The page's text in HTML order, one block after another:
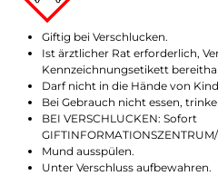
Giftig bei Verschlucken.
Ist ärztlicher Rat erforderlich,
Kennzeichnungsetikett
Darf nicht in die Hände von
Bei Gebrauch nicht essen,
BEI VERSCHLUCKEN: Sofort
Mund ausspülen.
Unter Verschluss aufbewahren.